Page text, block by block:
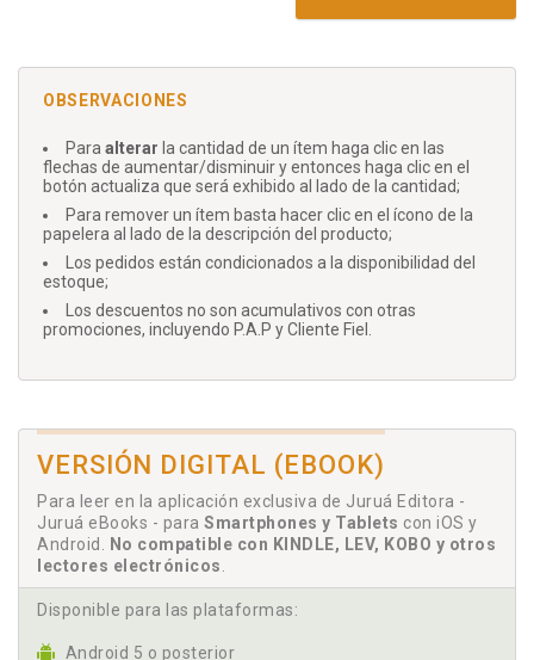
OBSERVACIONES
Paraalterar la cantidad de un ítem haga clic en las
flechas de aumentar/disminuir y entonces haga clic en el
botón actualiza que será exhibido al lado de la cantidad;
Para remover un ítem basta hacer clic en el ícono de la
papelera al lado de la descripción del producto;
Los pedidos están condicionados a la disponibilidad del
estoque;
Los descuentos no son acumulativos con otras
promociones, incluyendo P.A.P y Cliente Fiel.
VERSIÓN DIGITAL (EBOOK)
Para leer en la aplicación exclusiva de Juruá Editora -
Juruá eBooks - para Smartphones y Tablets con iOS y
Android. No compatible con KINDLE, LEV, KOBO y otros
lectores electrónicos.
Disponible para las plataformas:
Android 5 o posterior